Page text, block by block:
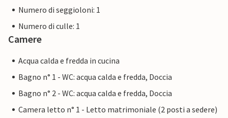
Numero di seggioloni: 1
Numero di culle: 1
Camere
Acqua calda e fredda in cucina
Bagno n° 1 - WC: acqua calda e fredda, Doccia
Bagno n° 2 - WC: acqua calda e fredda, Doccia
Camera letto n° 1 - Letto matrimoniale (2 posti a sedere)